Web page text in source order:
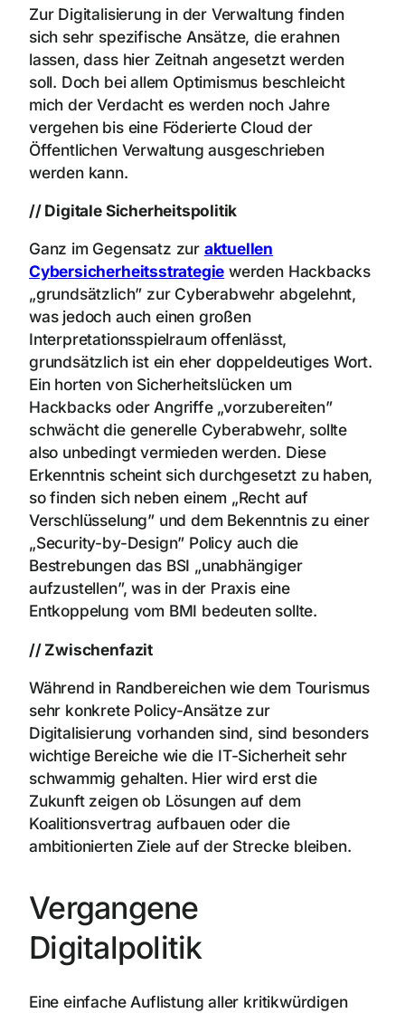
Zur Digitalisierung in der Verwaltung finden
sich sehr spezifische Ansätze, die erahnen
lassen, dass hier Zeitnah angesetzt werden
soll. Doch bei allem Optimismus beschleicht
mich der Verdacht es werden noch Jahre
vergehen bis eine Föderierte Cloud der
Öffentlichen Verwaltung ausgeschrieben
werden kann.
// Digitale Sicherheitspolitik
Ganz im Gegensatz zur aktuellen
Cybersicherheitsstrategie werden Hackbacks
„grundsätzlich” zur Cyberabwehr abgelehnt,
was jedoch auch einen großen
Interpretationsspielraum offenlässt,
grundsätzlich ist ein eher doppeldeutiges Wort.
Ein horten von Sicherheitslücken um
Hackbacks oder Angriffe „vorzubereiten”
schwächt die generelle Cyberabwehr, sollte
also unbedingt vermieden werden. Diese
Erkenntnis scheint sich durchgesetzt zu haben,
so finden sich neben einem „Recht auf
Verschlüsselung” und dem Bekenntnis zu einer
„Security-by-Design” Policy auch die
Bestrebungen das BSI „unabhängiger
aufzustellen”, was in der Praxis eine
Entkoppelung vom BMI bedeuten sollte.
// Zwischenfazit
Während in Randbereichen wie dem Tourismus
sehr konkrete Policy-Ansätze zur
Digitalisierung vorhanden sind, sind besonders
wichtige Bereiche wie die IT-Sicherheit sehr
schwammig gehalten. Hier wird erst die
Zukunft zeigen ob Lösungen auf dem
Koalitionsvertrag aufbauen oder die
ambitionierten Ziele auf der Strecke bleiben.
Vergangene
Digitalpolitik
Eine einfache Auflistung aller kritikwürdigen